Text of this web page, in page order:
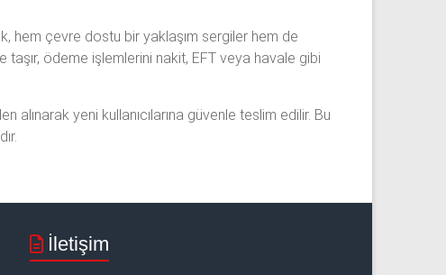
hem çevre dostu bir yaklaşım sergiler hem de
taşır, ödeme işlemlerini nakit, EFT veya havale gibi
yeni kullanıcılarına güvenle teslim edilir. Bu
İletişim